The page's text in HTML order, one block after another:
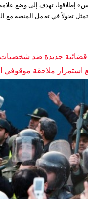
إطلاقها، تهدف إلى وضع
تحولاً في تعامل المنصة مع
قضائية جديدة ضد شخصيات
استمرار ملاحقة موقوفي